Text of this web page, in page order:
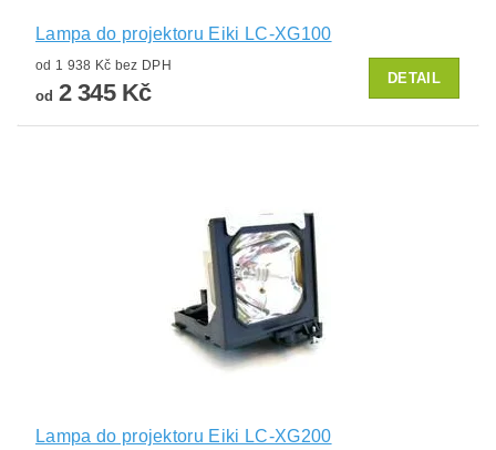
Lampa do projektoru Eiki LC-XG100
od 1 938 Kč bez DPH
od 2 345 Kč
DETAIL
Lampa do projektoru Eiki LC-XG200